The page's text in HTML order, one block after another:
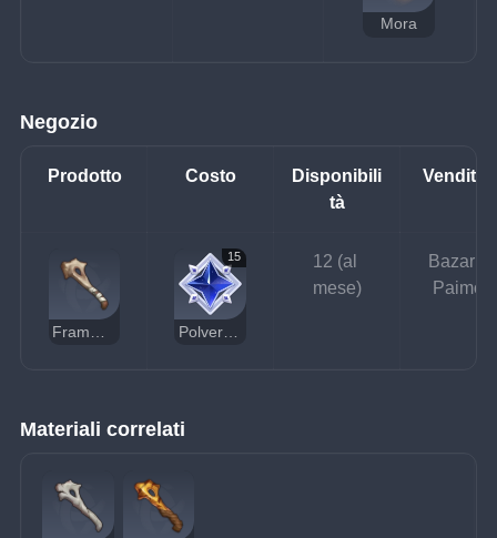
Mora
Negozio
Prodotto Costo
Disponibili
tà
15
Polvere stellare senza padrone
12 (al
mese)
Bazar
Paimon
Materiali correlati